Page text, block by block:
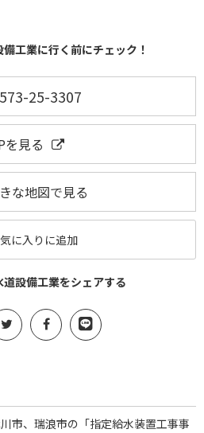
工業に行く前にチェック！
25-3307
を見る
な地図で見る
に入りに追加
設備工業をシェアする
市、瑞浪市の「指定給水装置工事事